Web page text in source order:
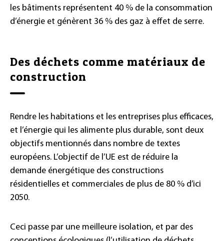
les bâtiments représentent 40 % de la consommation
d’énergie et génèrent 36 % des gaz à effet de serre.
Des déchets comme matériaux de
construction
Rendre les habitations et les entreprises plus efficaces,
et l’énergie qui les alimente plus durable, sont deux
objectifs mentionnés dans nombre de textes
européens. L’objectif de l’UE est de réduire la
demande énergétique des constructions
résidentielles et commerciales de plus de 80 % d’ici
2050.
Ceci passe par une meilleure isolation, et par des